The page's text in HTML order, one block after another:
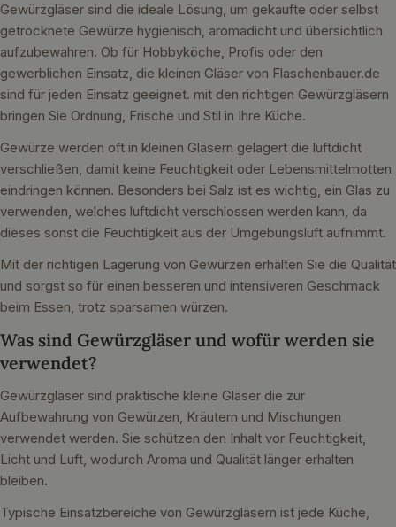
Gewürzgläser sind die ideale Lösung, um gekaufte oder selbst
getrocknete Gewürze hygienisch, aromadicht und übersichtlich
aufzubewahren. Ob für Hobbyköche, Profis oder den
gewerblichen Einsatz, die kleinen Gläser von Flaschenbauer.de
sind für jeden Einsatz geeignet. mit den richtigen Gewürzgläsern
bringen Sie Ordnung, Frische und Stil in Ihre Küche.
Gewürze werden oft in kleinen Gläsern gelagert die luftdicht
verschließen, damit keine Feuchtigkeit oder Lebensmittelmotten
eindringen können. Besonders bei Salz ist es wichtig, ein Glas zu
verwenden, welches luftdicht verschlossen werden kann, da
dieses sonst die Feuchtigkeit aus der Umgebungsluft aufnimmt.
Mit der richtigen Lagerung von Gewürzen erhälten Sie die Qualität
und sorgst so für einen besseren und intensiveren Geschmack
beim Essen, trotz sparsamen würzen.
Was sind Gewürzgläser und wofür werden sie
verwendet?
Gewürzgläser sind praktische kleine Gläser die zur
Aufbewahrung von Gewürzen, Kräutern und Mischungen
verwendet werden. Sie schützen den Inhalt vor Feuchtigkeit,
Licht und Luft, wodurch Aroma und Qualität länger erhalten
bleiben.
Typische Einsatzbereiche von Gewürzgläsern ist jede Küche,